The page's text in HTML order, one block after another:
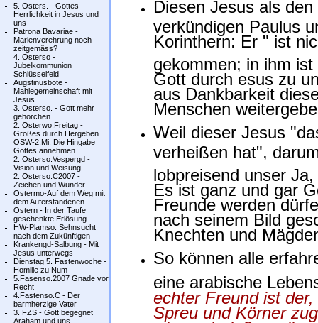
5. Osters. - Gottes
Herrlichkeit in Jesus und
uns
Patrona Bavariae -
Marienverehrung noch
zeitgemäss?
4. Osterso -
Jubelkommunion
Schlüsselfeld
Augstinusbote -
Mahlegemeinschaft mit
Jesus
3. Osterso. - Gott mehr
gehorchen
2. Osterwo.Freitag -
Großes durch Hergeben
OSW-2.Mi. Die Hingabe
Gottes annehmen
2. Osterso.Vespergd -
Vision und Weisung
2. Osterso.C2007 -
Zeichen und Wunder
Ostermo-Auf dem Weg mit
dem Auferstandenen
Ostern - In der Taufe
geschenkte Erlösung
HW-Plamso. Sehnsucht
nach dem Zukünftigen
Krankengd-Salbung - Mit
Jesus unterwegs
Dienstag 5. Fastenwoche -
Homilie zu Num
5.Fasenso.2007 Gnade vor
Recht
4.Fastenso.C - Der
barmherzige Vater
3. FZS - Gott begegnet
Araham und uns
Diesen Jesus als
verkündigen Paulus
Korinthern: Er " ist
gekommen; in ihm
Gott durch esus zu
aus Dankbarkeit
Menschen
Weil dieser Jesus
verheißen hat",
lobpreisend unser
Es ist ganz und gar
Freunde werden
nach seinem Bild
Knechten und
So können alle
eine arabische
echter Freund ist
Spreu und Körner